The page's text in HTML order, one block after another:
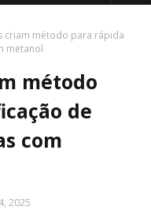
criam método para rápida
metanol
método
de
com
2025